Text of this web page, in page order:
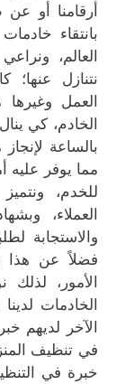
أرقامنا أو
بانتقاء
العالم،
نتنازل عنها؛
العمل
الخادم، كي
بالساعة
مما يوفر عليه
للخدم،
العملاء،
والاستجابة
فضلاً عن
الأمور،
الخادمات
الآخر لديهم
في تنظيف
خبرة في